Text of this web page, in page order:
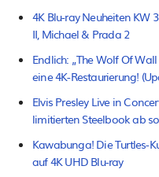
4K Blu-ray Neuheiten KW
II, Michael & Prada 2
Endlich: „The Wolf Of
eine 4K-Restaurierung!
Elvis Presley Live in
limitierten Steelbook ab
Kawabunga! Die Turtles-
auf 4K UHD Blu-ray